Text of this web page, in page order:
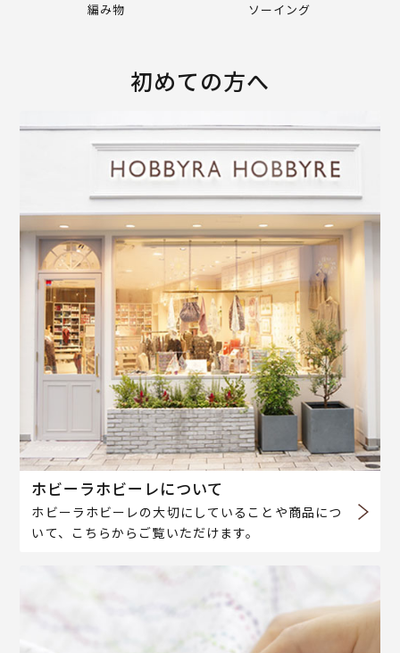
編み物 ソーイング
初めての方へ
ホビーラホビーレについて
ホビーラホビーレの大切にしていることや商品につ
いて、こちらからご覧いただけます。